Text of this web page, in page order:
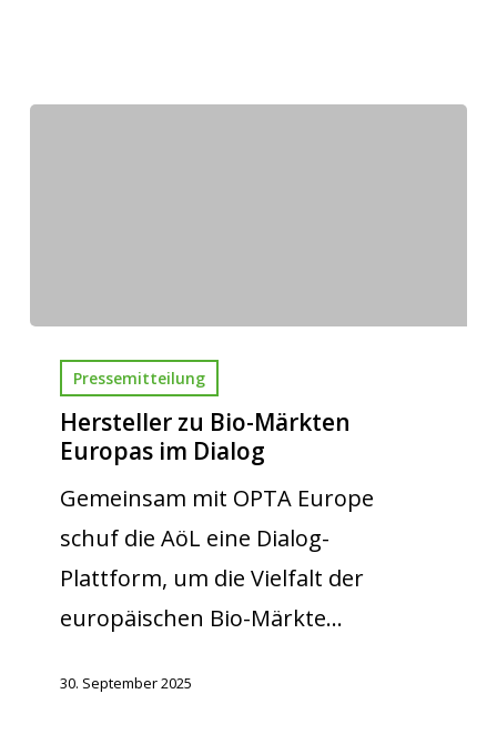
Pressemitteilung
Hersteller zu Bio-Märkten
Europas im Dialog
Gemeinsam mit OPTA Europe
schuf die AöL eine Dialog-
Plattform, um die Vielfalt der
europäischen Bio-Märkte…
30. September 2025